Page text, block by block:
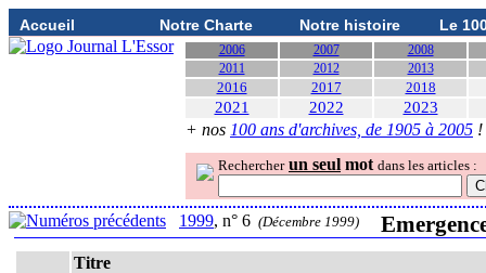
Accueil Notre Charte Notre histoire Le
2006 2007
2008
2011
2012 2013
2016 2017 2018
2021 2022 2023
+ nos 100 ans d'archives, de 1905 à 2005 !
Rechercher un seul mot dans les articles :
1999, n° 6 (Décembre 1999)
Titre